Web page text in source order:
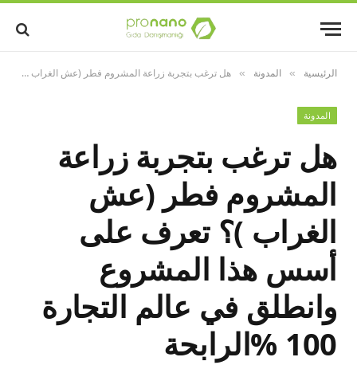
الرئيسية » المدونة » هل ترغب بتجربة زراعة المشروم فطر (عش الغراب )؟ تعرف على أسس هذا المشروع وانطلق في عالم التجارة 100 %الرابحة
المدونة
هل ترغب بتجربة زراعة
المشروم فطر (عش
الغراب )؟ تعرف على
أسس هذا المشروع
وانطلق في عالم التجارة
100 %الرابحة